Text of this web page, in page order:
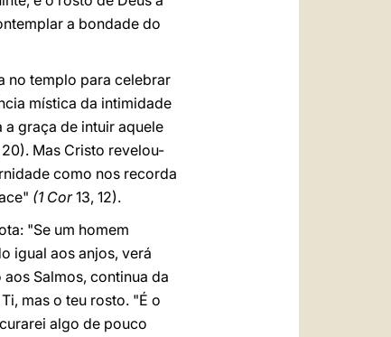
a bondade do
no templo para celebrar
mística da intimidade
graça de intuir aquele
Mas Cristo revelou-
como nos recorda
(1 Cor13, 12).
"Se um homem
igual aos anjos, verá
aos Salmos, continua da
mas o teu rosto. "É o
algo de pouco